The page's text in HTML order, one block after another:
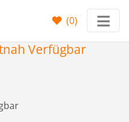
(0)
Verfügbar